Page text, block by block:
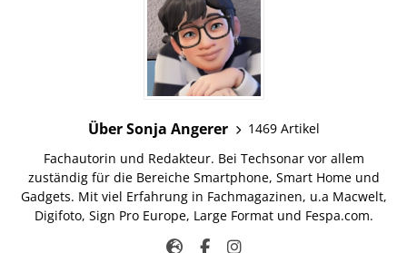
Über Sonja Angerer
1469 Artikel
Fachautorin und Redakteur. Bei Techsonar vor allem
zuständig für die Bereiche Smartphone, Smart Home und
Gadgets. Mit viel Erfahrung in Fachmagazinen, u.a Macwelt,
Digifoto, Sign Pro Europe, Large Format und Fespa.com.